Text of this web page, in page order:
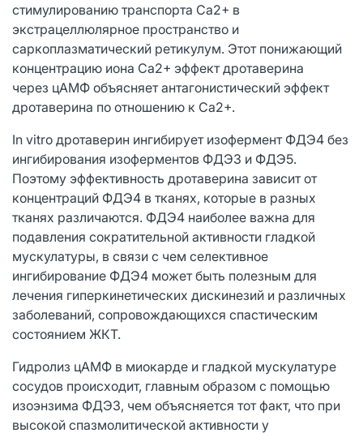
стимулированию транспорта Ca2+ в
экстрацеллюлярное пространство и
саркоплазматический ретикулум. Этот понижающий
концентрацию иона Ca2+ эффект дротаверина
через цАМФ объясняет антагонистический эффект
дротаверина по отношению к Ca2+.
In vitro дротаверин ингибирует изофермент ФДЭ4 без
ингибирования изоферментов ФДЭ3 и ФДЭ5.
Поэтому эффективность дротаверина зависит от
концентраций ФДЭ4 в тканях, которые в разных
тканях различаются. ФДЭ4 наиболее важна для
подавления сократительной активности гладкой
мускулатуры, в связи с чем селективное
ингибирование ФДЭ4 может быть полезным для
лечения гиперкинетических дискинезий и различных
заболеваний, сопровождающихся спастическим
состоянием ЖКТ.
Гидролиз цАМФ в миокарде и гладкой мускулатуре
сосудов происходит, главным образом с помощью
изоэнзима ФДЭ3, чем объясняется тот факт, что при
высокой спазмолитической активности у